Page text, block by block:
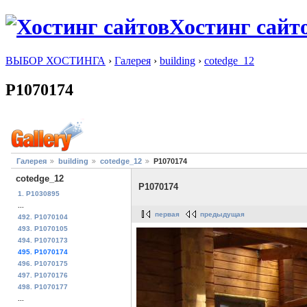
Хостинг
ВЫБОР ХОСТИНГА › Галерея › building › cotedge_12
P1070174
Галерея building cotedge_12 P1070174
cotedge_12
1. P1030895
...
492. P1070104
493. P1070105
494. P1070173
495. P1070174
496. P1070175
497. P1070176
498. P1070177
...
P1070174
первая предыдущая